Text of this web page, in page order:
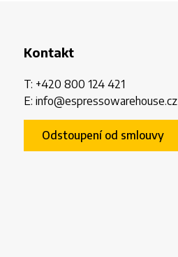
Kontakt
T: +420 800 124 421
E: info@espressowarehouse.cz
Odstoupení od smlouvy